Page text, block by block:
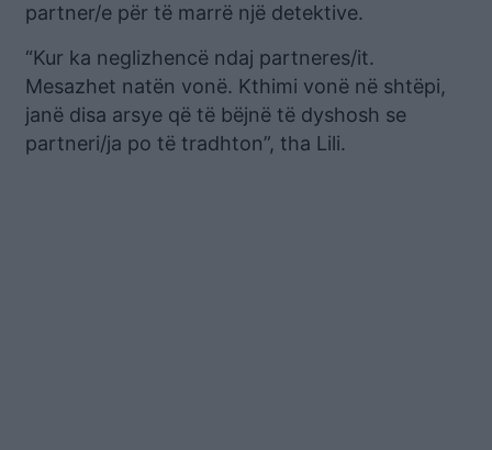
partner/e për të marrë një detektive.
“Kur ka neglizhencë ndaj partneres/it.
Mesazhet natën vonë. Kthimi vonë në shtëpi,
janë disa arsye që të bëjnë të dyshosh se
partneri/ja po të tradhton”, tha Lili.